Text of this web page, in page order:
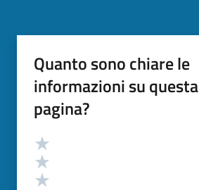
Quanto sono chiare le
informazioni su questa
pagina?
Valutazione